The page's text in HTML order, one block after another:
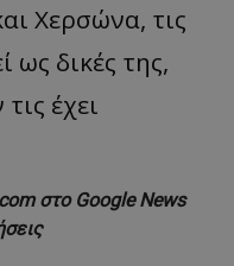
Χερσώνα, τις
ως δικές της,
έχει
στο Google News